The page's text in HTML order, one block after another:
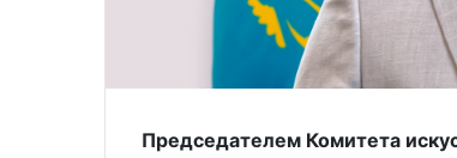
Председателем Комитета